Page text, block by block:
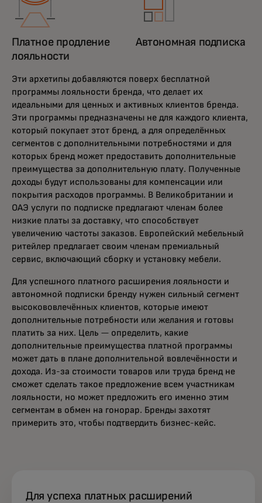
Платное продление
лояльности
Автономная подписка
Эти архетипы добавляются поверх бесплатной
программы лояльности бренда, что делает их
идеальными для ценных и активных клиентов бренда.
Эти программы предназначены не для каждого клиента,
который покупает этот бренд, а для определённых
сегментов с дополнительными потребностями и для
которых бренд может предоставить дополнительные
преимущества за дополнительную плату. Полученные
доходы будут использованы для компенсации или
покрытия расходов программы. В Великобритании и
ОАЭ услуги по подписке предлагают членам более
низкие платы за доставку, что способствует
увеличению частоты заказов. Европейский мебельный
ритейлер предлагает своим членам премиальный
сервис, включающий сборку и установку мебели.
Для успешного платного расширения лояльности и
автономной подписки бренду нужен сильный сегмент
высокововлечённых клиентов, которые имеют
дополнительные потребности или желания и готовы
платить за них. Цель — определить, какие
дополнительные преимущества платной программы
может дать в плане дополнительной вовлечённости и
дохода. Из-за стоимости товаров или труда бренд не
сможет сделать такое предложение всем участникам
лояльности, но может предложить его именно этим
сегментам в обмен на гонорар. Бренды захотят
примерить это, чтобы подтвердить бизнес-кейс.
Для успеха платных расширений